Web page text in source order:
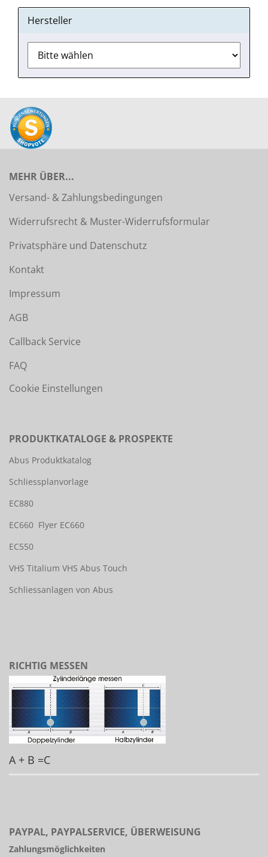
Hersteller
MEHR ÜBER...
Versand- & Zahlungsbedingungen
Widerrufsrecht & Muster-Widerrufsformular
Privatsphäre und Datenschutz
Kontakt
Impressum
AGB
Callback Service
FAQ
Cookie Einstellungen
PRODUKTKATALOGE & PROSPEKTE
Abus Produktkatalog
Schliessplanvorlage
EC880
EC660 Flyer EC660
EC550
VHS Titalium VHS Abus Touch
Schliessanlagen von Abus
RICHTIG MESSEN
A + B =C
PAYPAL, PAYPALSERVICE, ÜBERWEISUNG
Zahlungsmöglichkeiten